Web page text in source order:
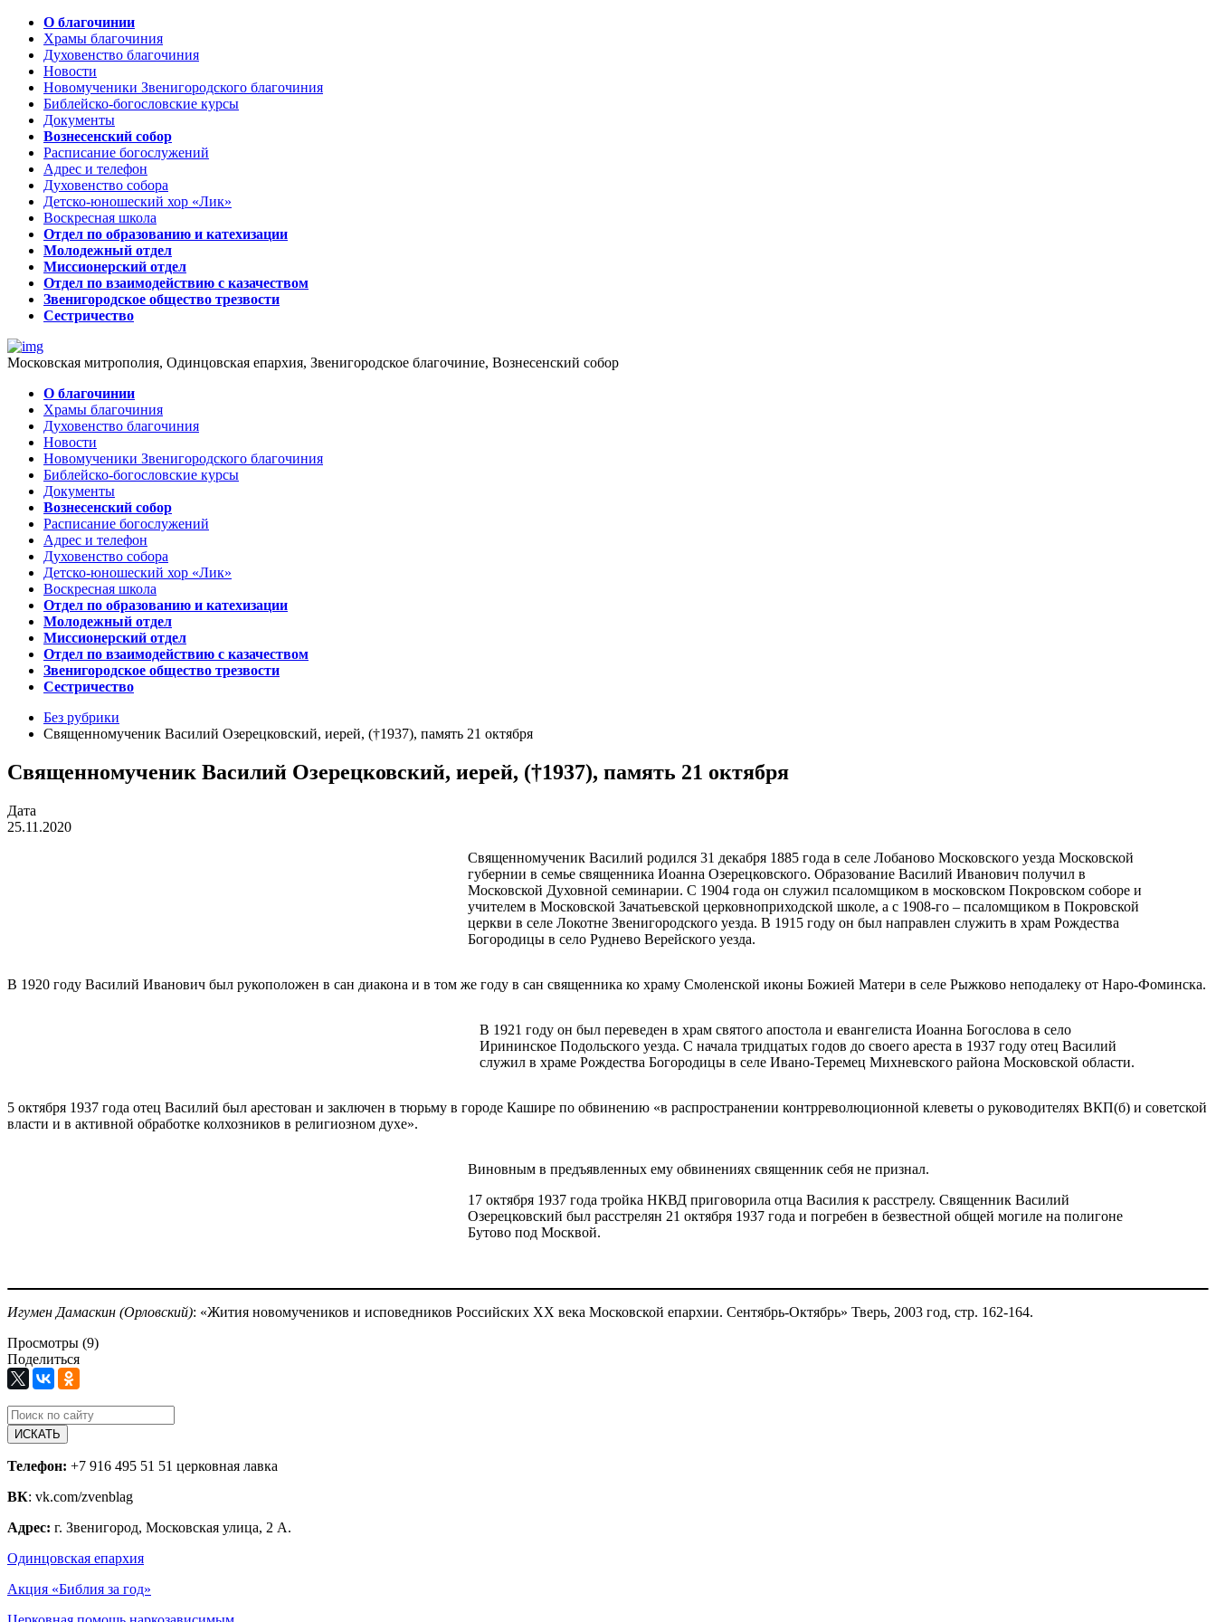
О благочинии
Храмы благочиния
Духовенство благочиния
Новости
Новомученики Звенигородского благочиния
Библейско-богословские курсы
Документы
Вознесенский собор
Расписание богослужений
Адрес и телефон
Духовенство собора
Детско-юношеский хор «Лик»
Воскресная школа
Отдел по образованию и катехизации
Молодежный отдел
Миссионерский отдел
Отдел по взаимодействию с казачеством
Звенигородское общество трезвости
Сестричество
Московская митрополия, Одинцовская епархия, Звенигородское благочиние, Вознесенский собор
О благочинии
Храмы благочиния
Духовенство благочиния
Новости
Новомученики Звенигородского благочиния
Библейско-богословские курсы
Документы
Вознесенский собор
Расписание богослужений
Адрес и телефон
Духовенство собора
Детско-юношеский хор «Лик»
Воскресная школа
Отдел по образованию и катехизации
Молодежный отдел
Миссионерский отдел
Отдел по взаимодействию с казачеством
Звенигородское общество трезвости
Сестричество
Без рубрики
Священномученик Василий Озерецковский, иерей, (†1937), память 21 октября
Священномученик Василий Озерецковский, иерей, (†1937), память 21 октября
Дата
25.11.2020
Священномученик Василий родился 31 декабря 1885 года в селе Лобаново Московского уезда Московской
губернии в семье священника Иоанна Озерецковского. Образование Василий Иванович получил в
Московской Духовной семинарии. С 1904 года он служил псаломщиком в московском Покровском соборе и
учителем в Московской Зачатьевской церковноприходской школе, а с 1908-го – псаломщиком в Покровской
церкви в селе Локотне Звенигородского уезда. В 1915 году он был направлен служить в храм Рождества
Богородицы в село Руднево Верейского уезда.
В 1920 году Василий Иванович был рукоположен в сан диакона и в том же году в сан священника ко храму Смоленской иконы Божией Матери в селе Рыжково неподалеку от Наро-Фоминска.
В 1921 году он был переведен в храм святого апостола и евангелиста Иоанна Богослова в село
Ирининское Подольского уезда. С начала тридцатых годов до своего ареста в 1937 году отец Василий
служил в храме Рождества Богородицы в селе Ивано-Теремец Михневского района Московской области.
5 октября 1937 года отец Василий был арестован и заключен в тюрьму в городе Кашире по обвинению «в распространении контрреволюционной клеветы о руководителях ВКП(б) и советской
власти и в активной обработке колхозников в религиозном духе».
Виновным в предъявленных ему обвинениях священник себя не признал.
17 октября 1937 года тройка НКВД приговорила отца Василия к расстрелу. Священник Василий
Озерецковский был расстрелян 21 октября 1937 года и погребен в безвестной общей могиле на полигоне
Бутово под Москвой.
Игумен Дамаскин (Орловский): «Жития новомучеников и исповедников Российских ХХ века Московской епархии. Сентябрь-Октябрь» Тверь, 2003 год, стр. 162-164.
Просмотры (9)
Поделиться
ИСКАТЬ
Телефон: +7 916 495 51 51 церковная лавка
ВК: vk.com/zvenblag
Адрес: г. Звенигород, Московская улица, 2 А.
Одинцовская епархия
Акция «Библия за год»